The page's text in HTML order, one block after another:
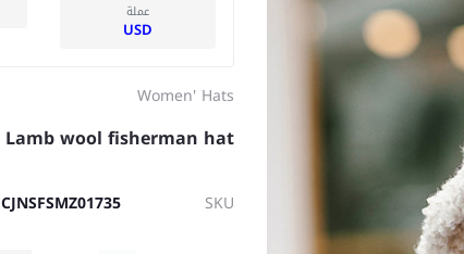
عملة
USD
Women' Hats
Lamb wool fisherman hat
SKU
CJNSFSMZ01735